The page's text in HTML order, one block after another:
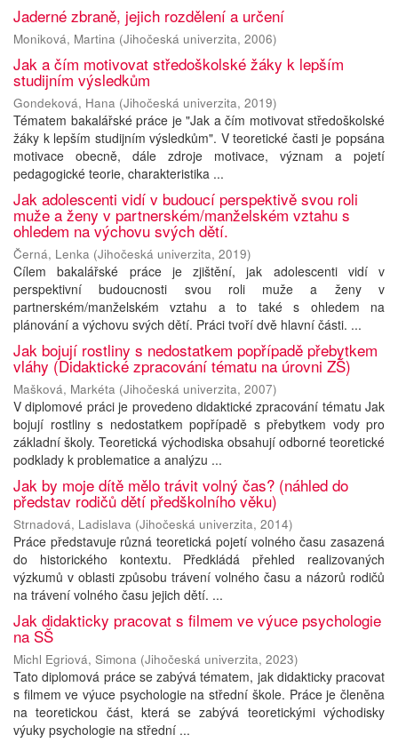
Jaderné zbraně, jejich rozdělení a určení
Moniková, Martina (Jihočeská univerzita, 2006)
Jak a čím motivovat středoškolské žáky k lepším
studijním výsledkům
Gondeková, Hana (Jihočeská univerzita, 2019)
Tématem bakalářské práce je "Jak a čím motivovat středoškolské
žáky k lepším studijním výsledkům". V teoretické časti je popsána
motivace obecně, dále zdroje motivace, význam a pojetí
pedagogické teorie, charakteristika ...
Jak adolescenti vidí v budoucí perspektivě svou roli
muže a ženy v partnerském/manželském vztahu s
ohledem na výchovu svých dětí.
Černá, Lenka (Jihočeská univerzita, 2019)
Cílem bakalářské práce je zjištění, jak adolescenti vidí v
perspektivní budoucnosti svou roli muže a ženy v
partnerském/manželském vztahu a to také s ohledem na
plánování a výchovu svých dětí. Práci tvoří dvě hlavní části. ...
Jak bojují rostliny s nedostatkem popřípadě přebytkem
vláhy (Didaktické zpracování tématu na úrovni ZŠ)
Mašková, Markéta (Jihočeská univerzita, 2007)
V diplomové práci je provedeno didaktické zpracování tématu Jak
bojují rostliny s nedostatkem popřípadě s přebytkem vody pro
základní školy. Teoretická východiska obsahují odborné teoretické
podklady k problematice a analýzu ...
Jak by moje dítě mělo trávit volný čas? (náhled do
představ rodičů dětí předškolního věku)
Strnadová, Ladislava (Jihočeská univerzita, 2014)
Práce představuje různá teoretická pojetí volného času zasazená
do historického kontextu. Předkládá přehled realizovaných
výzkumů v oblasti způsobu trávení volného času a názorů rodičů
na trávení volného času jejich dětí. ...
Jak didakticky pracovat s filmem ve výuce psychologie
na SŠ
Michl Egriová, Simona (Jihočeská univerzita, 2023)
Tato diplomová práce se zabývá tématem, jak didakticky pracovat
s filmem ve výuce psychologie na střední škole. Práce je členěna
na teoretickou část, která se zabývá teoretickými východisky
výuky psychologie na střední ...